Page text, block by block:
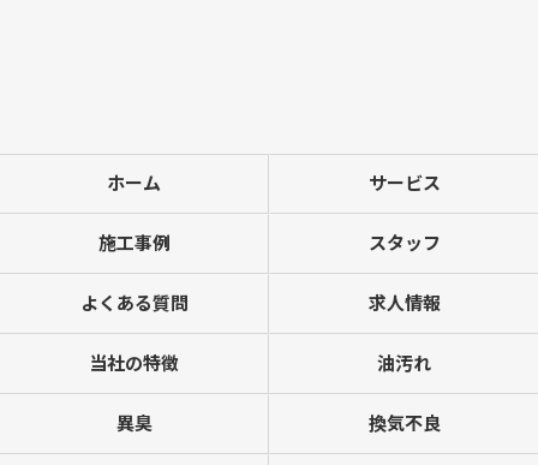
ホーム サービス
施工事例 スタッフ
よくある質問 求人情報
当社の特徴 油汚れ
異臭 換気不良